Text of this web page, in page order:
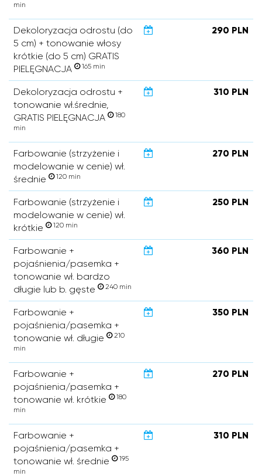
min
Dekoloryzacja odrostu (do
5 cm) + tonowanie włosy
krótkie (do 5 cm) GRATIS
PIELĘGNACJA
165 min
290 PLN
Dekoloryzacja odrostu +
tonowanie wł.średnie,
GRATIS PIELĘGNACJA
180
min
310 PLN
Farbowanie (strzyżenie i
modelowanie w cenie) wł.
średnie
120 min
270 PLN
Farbowanie (strzyżenie i
modelowanie w cenie) wł.
krótkie
120 min
250 PLN
Farbowanie +
pojaśnienia/pasemka +
tonowanie wł. bardzo
długie lub b. gęste
240 min
360 PLN
Farbowanie +
pojaśnienia/pasemka +
tonowanie wł. długie
210
min
350 PLN
Farbowanie +
pojaśnienia/pasemka +
tonowanie wł. krótkie
180
min
270 PLN
Farbowanie +
pojaśnienia/pasemka +
tonowanie wł. średnie
195
min
310 PLN